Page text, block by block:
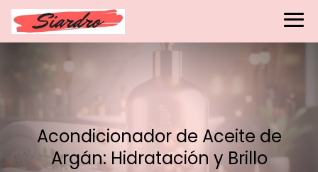
Acondicionador de Aceite de
Argán: Hidratación y Brillo